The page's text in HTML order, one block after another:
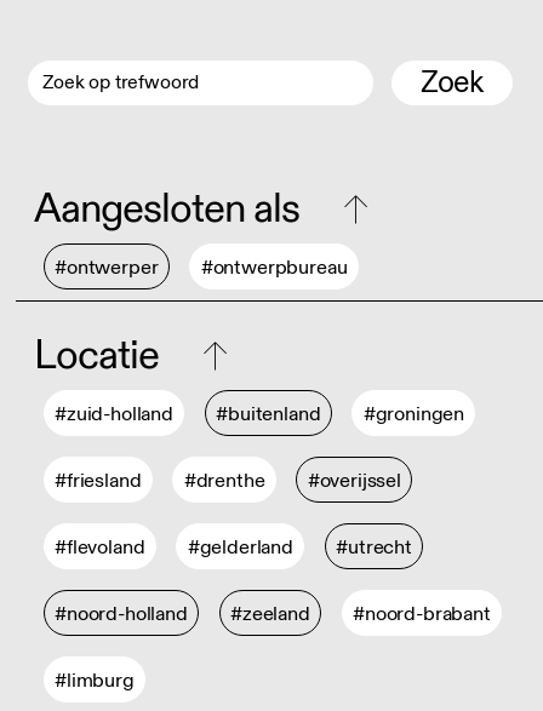
Zoek
Aangesloten als
#ontwerper #ontwerpbureau
Locatie
#zuid-holland #buitenland #groningen
#friesland #drenthe #overijssel
#flevoland #gelderland #utrecht
#noord-holland #zeeland #noord-brabant
#limburg